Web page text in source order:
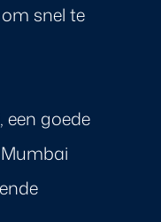
snel te
een goede